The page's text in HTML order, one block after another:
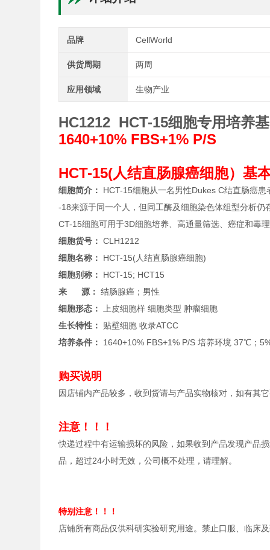
品牌 CellWorld
供货周期 两周
应用领域 生物产业
HC1212 HCT-15细胞专用培养基
1640+10% FBS+1% P/S
HCT-15(人结直肠腺癌细胞）基
细胞简介： HCT-15细胞从一名男性Dukes C结直肠癌
-18来源于同一个人，但同工酶及细胞染色体组型分析
CT-15细胞可用于3D细胞培养、高通量筛选、癌症和毒
细胞货号：CLH1212
细胞名称：
HCT-15(人结直肠腺癌细胞)
细胞别称：
HCT-15; HCT15
来 源： 结肠腺癌；男性
细胞形态：
上皮细胞样 细胞类型 肿瘤细胞
生长特性：
贴壁细胞 收录ATCC
培养条件： 1640+10% FBS+1% P/S 培养环境 37℃；
购买说明
因店铺内产品较多，收到货请与产品实物核对，如有其
注意！！！
快递过程中有运输损坏的风险，如果收到产品发现产品
品，超过24小时无效，公司概不处理，请理解。
特别注意！！！
店铺所有商品仅供科研实验研究用途。禁止口服、临床